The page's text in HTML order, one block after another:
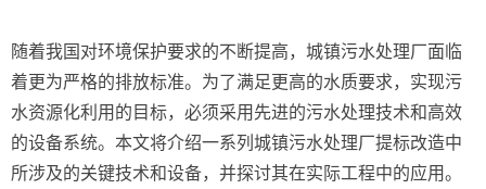
随着我国对环境保护要求的不断提高，城镇污水处理厂面临
着更为严格的排放标准。为了满足更高的水质要求，实现污
水资源化利用的目标，必须采用先进的污水处理技术和高效
的设备系统。本文将介绍一系列城镇污水处理厂提标改造中
所涉及的关键技术和设备，并探讨其在实际工程中的应用。